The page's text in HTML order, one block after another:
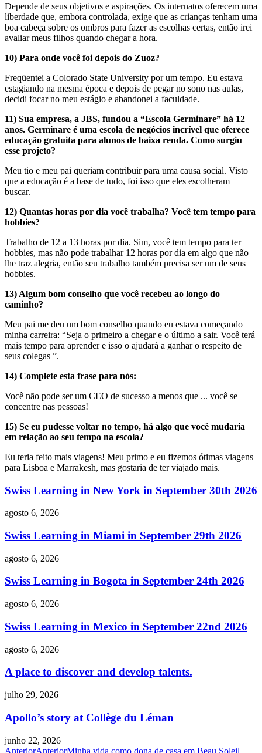
Depende de seus objetivos e aspirações. Os internatos oferecem uma
liberdade que, embora controlada, exige que as crianças tenham uma
boa cabeça sobre os ombros para fazer as escolhas certas, então irei
avaliar meus filhos quando chegar a hora.
10) Para onde você foi depois do Zuoz?
Freqüentei a Colorado State University por um tempo. Eu estava
estagiando na mesma época e depois de pegar no sono nas aulas,
decidi focar no meu estágio e abandonei a faculdade.
11) Sua empresa, a JBS, fundou a “Escola Germinare” há 12
anos. Germinare é uma escola de negócios incrível que oferece
educação gratuita para alunos de baixa renda. Como surgiu
esse projeto?
Meu tio e meu pai queriam contribuir para uma causa social. Visto
que a educação é a base de tudo, foi isso que eles escolheram
buscar.
12) Quantas horas por dia você trabalha? Você tem tempo para
hobbies?
Trabalho de 12 a 13 horas por dia. Sim, você tem tempo para ter
hobbies, mas não pode trabalhar 12 horas por dia em algo que não
lhe traz alegria, então seu trabalho também precisa ser um de seus
hobbies.
13) Algum bom conselho que você recebeu ao longo do
caminho?
Meu pai me deu um bom conselho quando eu estava começando
minha carreira: “Seja o primeiro a chegar e o último a sair. Você terá
mais tempo para aprender e isso o ajudará a ganhar o respeito de
seus colegas ”.
14) Complete esta frase para nós:
Você não pode ser um CEO de sucesso a menos que ... você se
concentre nas pessoas!
15) Se eu pudesse voltar no tempo, há algo que você mudaria
em relação ao seu tempo na escola?
Eu teria feito mais viagens! Meu primo e eu fizemos ótimas viagens
para Lisboa e Marrakesh, mas gostaria de ter viajado mais.
Swiss Learning in New York in September 30th 2026
agosto 6, 2026
Swiss Learning in Miami in September 29th 2026
agosto 6, 2026
Swiss Learning in Bogota in September 24th 2026
agosto 6, 2026
Swiss Learning in Mexico in September 22nd 2026
agosto 6, 2026
A place to discover and develop talents.
julho 29, 2026
Apollo’s story at Collège du Léman
junho 22, 2026
AnteriorAnteriorMinha vida como dona de casa em Beau Soleil